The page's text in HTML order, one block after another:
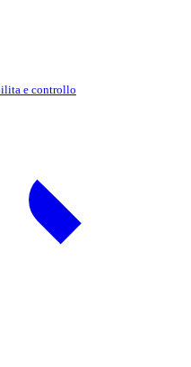
e controllo